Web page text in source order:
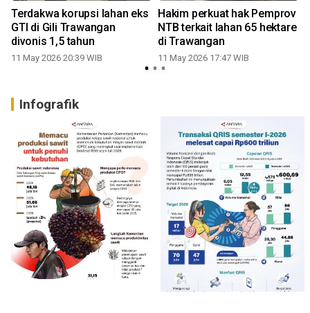
Terdakwa korupsi lahan eks
GTI di Gili Trawangan
divonis 1,5 tahun
11 May 2026 20:39 WIB
Hakim perkuat hak Pemprov
NTB terkait lahan 65 hektare
di Trawangan
11 May 2026 17:47 WIB
Infografik